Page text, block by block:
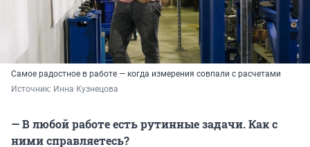
Самое радостное в работе — когда измерения совпали с расчетами
Источник: Инна Кузнецова
— В любой работе есть рутинные задачи. Как с
ними справляетесь?